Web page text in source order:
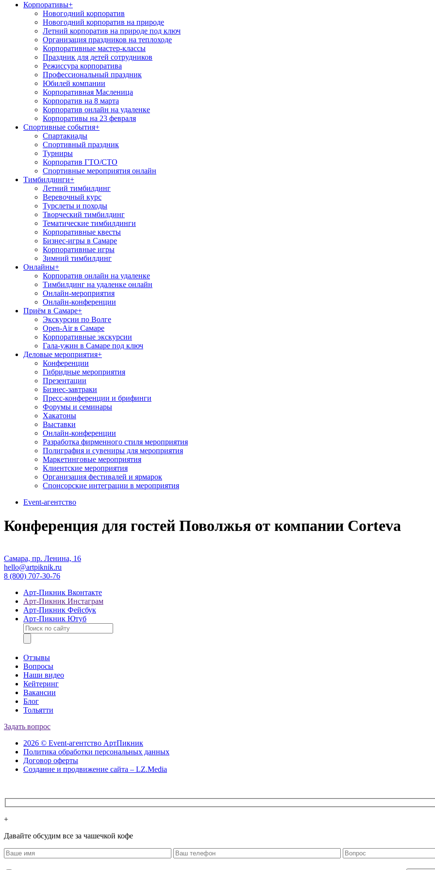
Корпоративы+
Новогодний корпоратив
Новогодний корпоратив на природе
Летний корпоратив на природе под ключ
Организация праздников на теплоходе
Корпоративные мастер-классы
Праздник для детей сотрудников
Режиссура корпоратива
Профессиональный праздник
Юбилей компании
Корпоративная Масленица
Корпоратив на 8 марта
Корпоратив онлайн на удаленке
Корпоративы на 23 февраля
Спортивные события+
Спартакиады
Спортивный праздник
Турниры
Корпоратив ГТО/СТО
Спортивные мероприятия онлайн
Тимбилдинги+
Летний тимбилдинг
Веревочный курс
Турслеты и походы
Творческий тимбилдинг
Тематические тимбилдинги
Корпоративные квесты
Бизнес-игры в Самаре
Корпоративные игры
Зимний тимбилдинг
Онлайны+
Корпоратив онлайн на удаленке
Тимбилдинг на удаленке онлайн
Онлайн-мероприятия
Онлайн-конференции
Приём в Самаре+
Экскурсии по Волге
Open-Air в Самаре
Корпоративные экскурсии
Гала-ужин в Самаре под ключ
Деловые мероприятия+
Конференции
Гибридные мероприятия
Презентации
Бизнес-завтраки
Пресс-конференции и брифинги
Форумы и семинары
Хакатоны
Выставки
Онлайн-конференции
Разработка фирменного стиля мероприятия
Полиграфия и сувениры для мероприятия
Маркетинговые мероприятия
Клиентские мероприятия
Организация фестивалей и ярмарок
Спонсорские интеграции в мероприятия
Event-агентство
Конференция для гостей Поволжья от компании Corteva
Самара, пр. Ленина, 16
hello@artpiknik.ru
8 (800) 707-30-76
Арт-Пикник Вконтакте
Арт-Пикник Инстаграм
Арт-Пикник Фейсбук
Арт-Пикник Ютуб
Отзывы
Вопросы
Наши видео
Кейтеринг
Вакансии
Блог
Тольятти
Задать вопрос
2026 © Event-агентство АртПикник
Политика обработки персональных данных
Договор оферты
Создание и продвижение сайта – LZ.Media
+
Давайте обсудим все за чашечкой кофе